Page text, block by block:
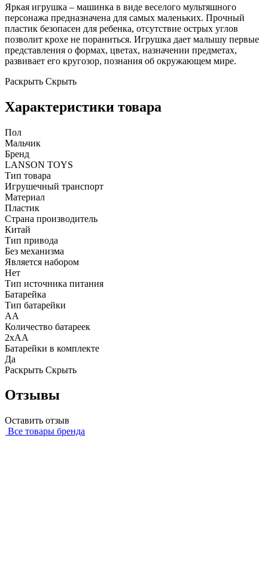
Яркая игрушка – машинка в виде веселого мультяшного
персонажа предназначена для самых маленьких. Прочный
пластик безопасен для ребенка, отсутствие острых углов
позволит крохе не пораниться. Игрушка дает малышу первые
представления о формах, цветах, назначении предметах,
развивает его кругозор, познания об окружающем мире.
Раскрыть Скрыть
Характеристики товара
Пол
Мальчик
Бренд
LANSON TOYS
Тип товара
Игрушечный транспорт
Материал
Пластик
Страна производитель
Китай
Тип привода
Без механизма
Является набором
Нет
Тип источника питания
Батарейка
Тип батарейки
AA
Количество батареек
2хАА
Батарейки в комплекте
Да
Раскрыть Скрыть
Отзывы
Оставить отзыв
Все товары бренда